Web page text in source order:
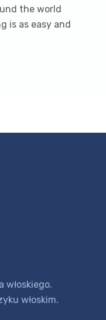
the world
is as easy and
włoskiego.
włoskim.